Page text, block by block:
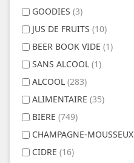
GOODIES (3)
JUS DE FRUITS (10)
BEER BOOK VIDE (1)
SANS ALCOOL (1)
ALCOOL (283)
ALIMENTAIRE (35)
BIERE (749)
CHAMPAGNE-MOUSSEUX
CIDRE (16)